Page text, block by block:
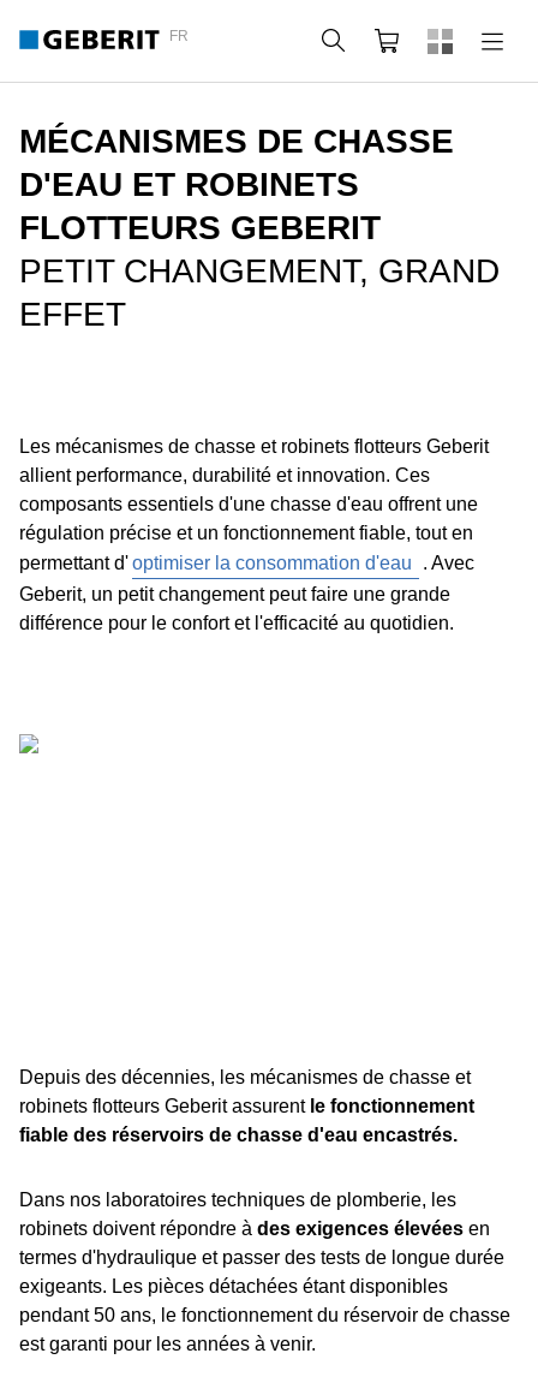
FR Rechercher
Panier
MÉCANISMES DE CHASSE
D'EAU ET ROBINETS
FLOTTEURS GEBERIT
PETIT CHANGEMENT, GRAND
EFFET
Les mécanismes de chasse et robinets flotteurs Geberit
allient performance, durabilité et innovation. Ces
composants essentiels d'une chasse d'eau offrent une
régulation précise et un fonctionnement fiable, tout en
permettant d'optimiser la consommation d'eau
. Avec
Geberit, un petit changement peut faire une grande
différence pour le confort et l'efficacité au quotidien.
Depuis des décennies, les mécanismes de chasse et
robinets flotteurs Geberit assurent le fonctionnement
fiable des réservoirs de chasse d'eau encastrés.
Dans nos laboratoires techniques de plomberie, les
robinets doivent répondre à des exigences élevées en
termes d'hydraulique et passer des tests de longue durée
exigeants. Les pièces détachées étant disponibles
pendant 50 ans, le fonctionnement du réservoir de chasse
est garanti pour les années à venir.